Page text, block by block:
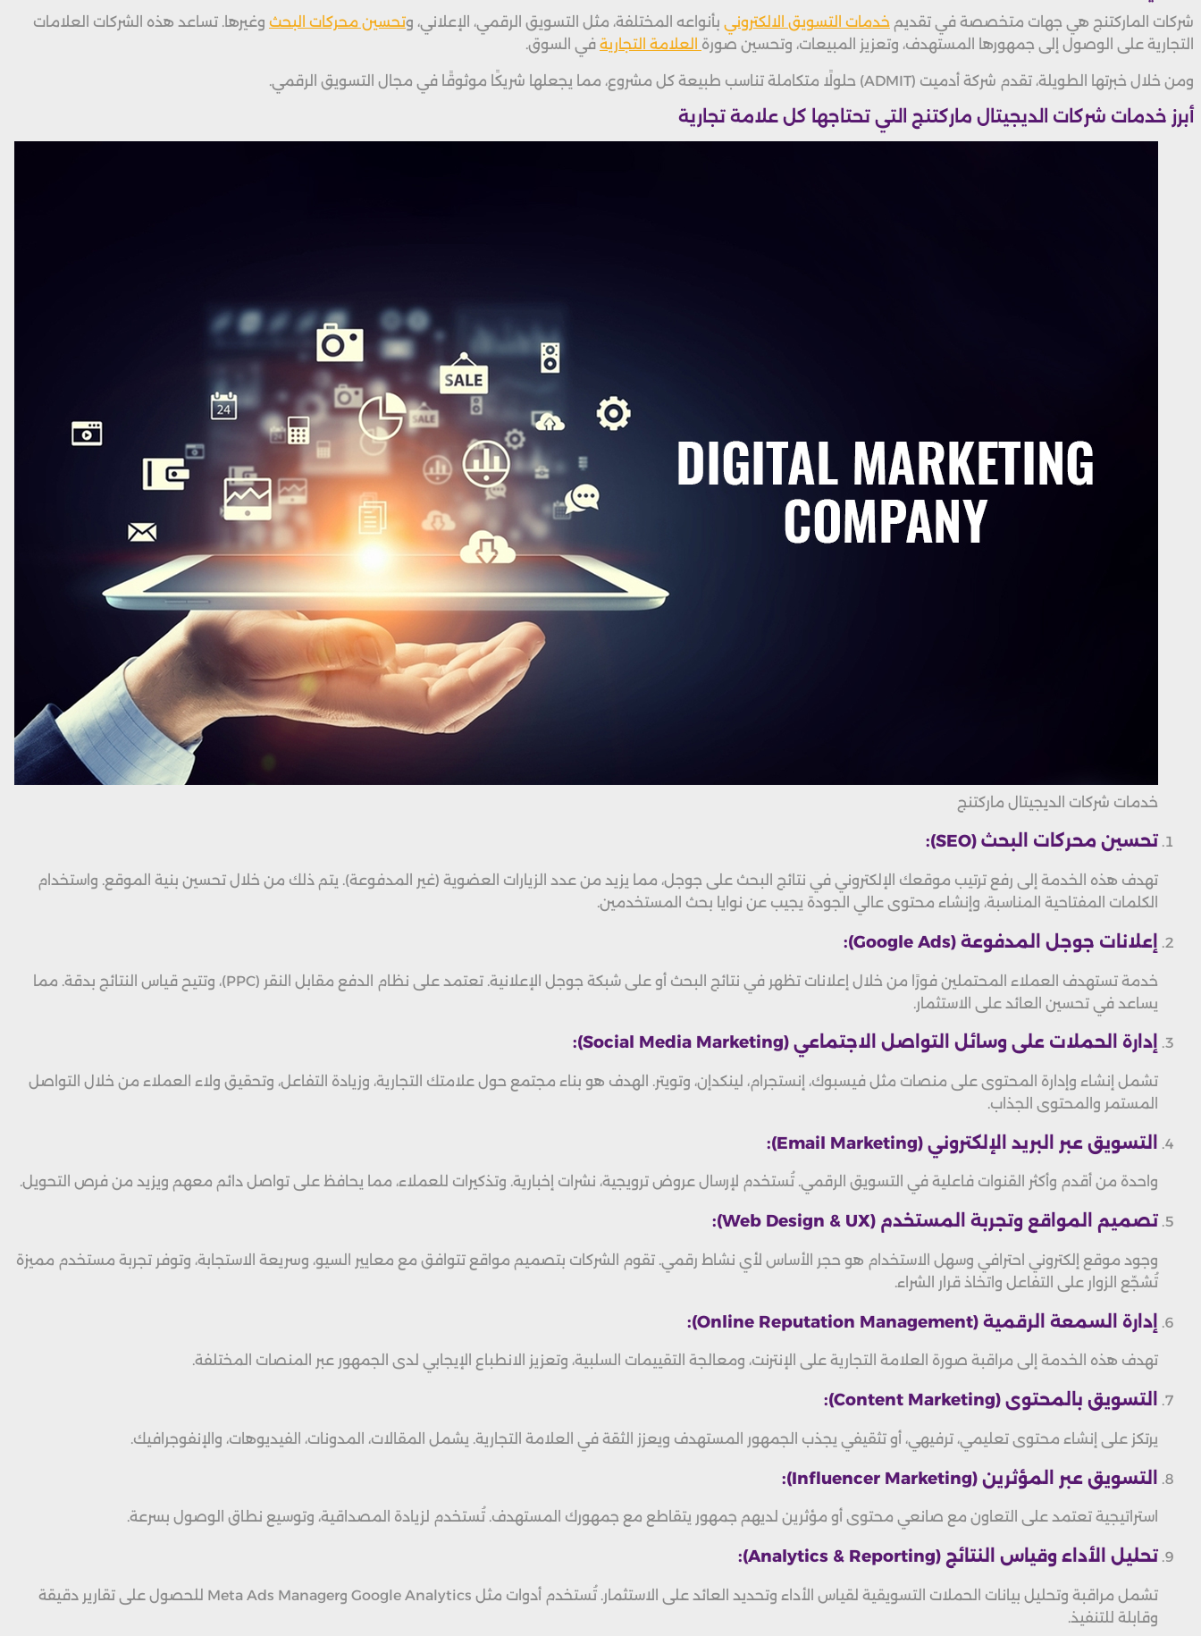
شركات الماركتنج هي جهات متخصصة في تقديم خدمات التسويق الالكتروني بأنواعه المختلفة، مثل التسويق الرقمي، الإعلاني، وتحسين محركات البحث وغيرها. تساعد هذه الشركات العلامات
التجارية على الوصول إلى جمهورها المستهدف، وتعزيز المبيعات، وتحسين صورة العلامة التجارية في السوق.
ومن خلال خبرتها الطويلة، تقدم شركة أدميت (ADMIT) حلولًا متكاملة تناسب طبيعة كل مشروع، مما يجعلها شريكًا موثوقًا في مجال التسويق الرقمي.
أبرز خدمات شركات الديجيتال ماركتنج التي تحتاجها كل علامة تجارية
خدمات شركات الديجيتال ماركتنج
تحسين محركات البحث (SEO):
تهدف هذه الخدمة إلى رفع ترتيب موقعك الإلكتروني في نتائج البحث على جوجل، مما يزيد من عدد الزيارات العضوية (غير المدفوعة). يتم ذلك من خلال تحسين بنية الموقع. واستخدام
الكلمات المفتاحية المناسبة، وإنشاء محتوى عالي الجودة يجيب عن نوايا بحث المستخدمين.
إعلانات جوجل المدفوعة (Google Ads):
خدمة تستهدف العملاء المحتملين فورًا من خلال إعلانات تظهر في نتائج البحث أو على شبكة جوجل الإعلانية. تعتمد على نظام الدفع مقابل النقر (PPC)، وتتيح قياس النتائج بدقة. مما
يساعد في تحسين العائد على الاستثمار.
إدارة الحملات على وسائل التواصل الاجتماعي (Social Media Marketing):
تشمل إنشاء وإدارة المحتوى على منصات مثل فيسبوك، إنستجرام، لينكدإن، وتويتر. الهدف هو بناء مجتمع حول علامتك التجارية، وزيادة التفاعل، وتحقيق ولاء العملاء من خلال التواصل
المستمر والمحتوى الجذاب.
التسويق عبر البريد الإلكتروني (Email Marketing):
واحدة من أقدم وأكثر القنوات فاعلية في التسويق الرقمي. تُستخدم لإرسال عروض ترويجية، نشرات إخبارية. وتذكيرات للعملاء، مما يحافظ على تواصل دائم معهم ويزيد من فرص التحويل.
تصميم المواقع وتجربة المستخدم (Web Design & UX):
وجود موقع إلكتروني احترافي وسهل الاستخدام هو حجر الأساس لأي نشاط رقمي. تقوم الشركات بتصميم مواقع تتوافق مع معايير السيو، وسريعة الاستجابة، وتوفر تجربة مستخدم مميزة
تُشجّع الزوار على التفاعل واتخاذ قرار الشراء.
إدارة السمعة الرقمية (Online Reputation Management):
تهدف هذه الخدمة إلى مراقبة صورة العلامة التجارية على الإنترنت، ومعالجة التقييمات السلبية، وتعزيز الانطباع الإيجابي لدى الجمهور عبر المنصات المختلفة.
التسويق بالمحتوى (Content Marketing):
يرتكز على إنشاء محتوى تعليمي، ترفيهي، أو تثقيفي يجذب الجمهور المستهدف ويعزز الثقة في العلامة التجارية. يشمل المقالات، المدونات، الفيديوهات، والإنفوجرافيك.
التسويق عبر المؤثرين (Influencer Marketing):
استراتيجية تعتمد على التعاون مع صانعي محتوى أو مؤثرين لديهم جمهور يتقاطع مع جمهورك المستهدف. تُستخدم لزيادة المصداقية، وتوسيع نطاق الوصول بسرعة.
تحليل الأداء وقياس النتائج (Analytics & Reporting):
تشمل مراقبة وتحليل بيانات الحملات التسويقية لقياس الأداء وتحديد العائد على الاستثمار. تُستخدم أدوات مثل Google Analytics وMeta Ads Manager للحصول على تقارير دقيقة
وقابلة للتنفيذ.